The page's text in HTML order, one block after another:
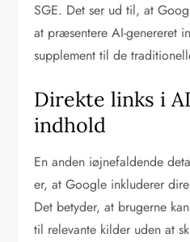
SGE. Det ser ud til, at
at præsentere AI-genereret
supplement til de
Direkte links i
indhold
En anden iøjnefaldende
er, at Google inkluderer
Det betyder, at brugerne
til relevante kilder uden at